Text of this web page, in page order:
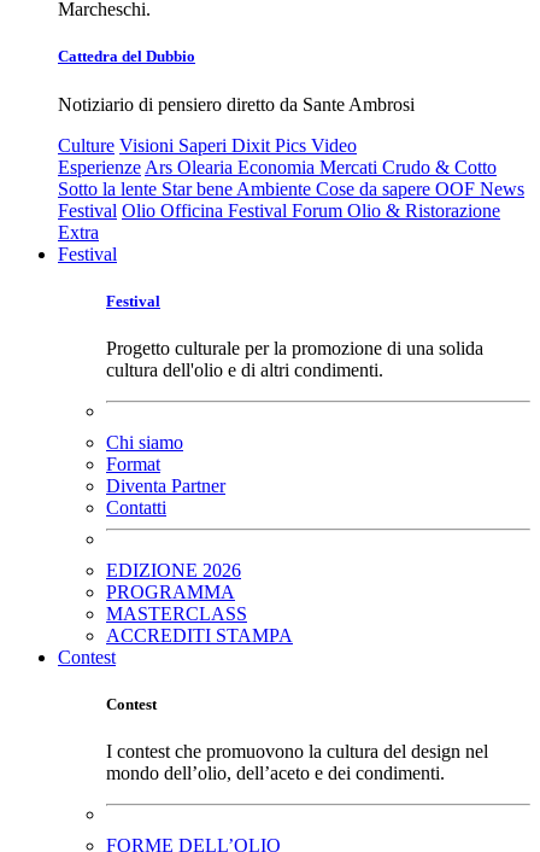
Marcheschi.
Cattedra del Dubbio
Notiziario di pensiero diretto da Sante Ambrosi
Culture Visioni Saperi Dixit Pics Video
Esperienze Ars Olearia Economia Mercati Crudo & Cotto
Sotto la lente Star bene Ambiente Cose da sapere OOF News
Festival Olio Officina Festival Forum Olio & Ristorazione
Extra
Festival
Festival
Progetto culturale per la promozione di una solida
cultura dell'olio e di altri condimenti.
Chi siamo
Format
Diventa Partner
Contatti
EDIZIONE 2026
PROGRAMMA
MASTERCLASS
ACCREDITI STAMPA
Contest
Contest
I contest che promuovono la cultura del design nel
mondo dell’olio, dell’aceto e dei condimenti.
FORME DELL’OLIO